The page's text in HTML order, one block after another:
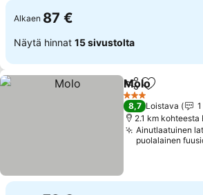
Alkaen 87 €
Näytä hinnat 15 sivustolta
Jaa Lisää
Molo
3 Tähtiluokitus
8,7 Loistava
2.1 km kohteesta
Ainutlaatuinen
puolalainen